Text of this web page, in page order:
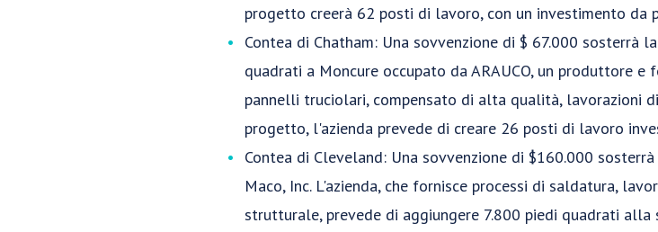
progetto creerà 62 posti di lavoro, con un investimento da
Contea di Chatham: Una sovvenzione di $ 67.000
quadrati a Moncure occupato da ARAUCO, un produttore
pannelli truciolari, compensato di alta qualità, lavorazioni
progetto, l'azienda prevede di creare 26 posti di lavoro
Contea di Cleveland: Una sovvenzione di $160.000
Maco, Inc. L'azienda, che fornisce processi di saldatura,
strutturale, prevede di aggiungere 7.800 piedi quadrati